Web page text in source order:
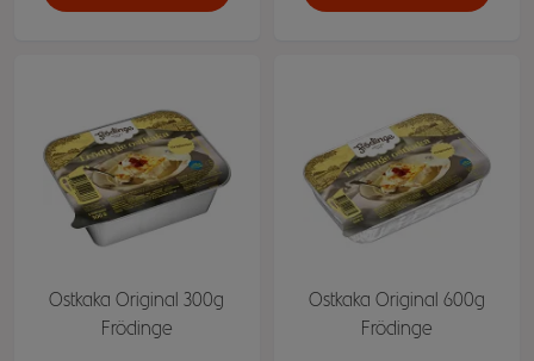
Ostkaka Original 300g
Frödinge
Ostkaka Original 600g
Frödinge